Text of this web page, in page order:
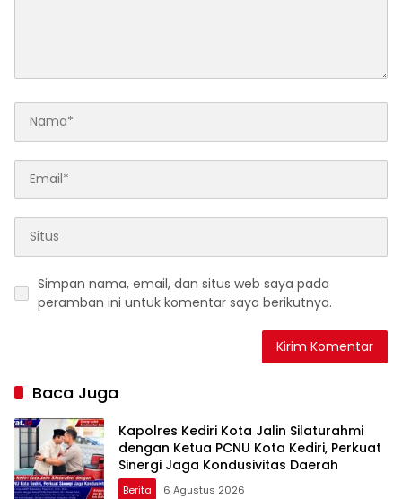
Simpan nama, email, dan situs web saya pada
peramban ini untuk komentar saya berikutnya.
Baca Juga
Kapolres Kediri Kota Jalin Silaturahmi
dengan Ketua PCNU Kota Kediri, Perkuat
Sinergi Jaga Kondusivitas Daerah
Berita 6 Agustus 2026